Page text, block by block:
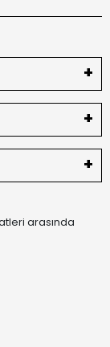
arasında